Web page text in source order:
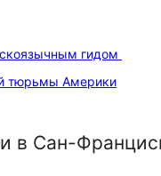
гидом
тюрьмы Америки
в Сан-